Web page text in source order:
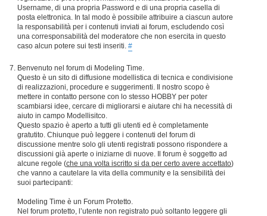
Username, di una propria Password e di una propria casella di
posta elettronica. In tal modo è possibile attribuire a ciascun autore
la responsabilità per i contenuti inviati ai forum, escludendo così
una corresponsabilità del moderatore che non esercita in questo
caso alcun potere sui testi inseriti. #
Benvenuto nel forum di Modeling Time.
Questo è un sito di diffusione modellistica di tecnica e condivisione
di realizzazioni, procedure e suggerimenti. Il nostro scopo è
mettere in contatto persone con lo stesso HOBBY per poter
scambiarsi idee, cercare di migliorarsi e aiutare chi ha necessità di
aiuto in campo Modellisitco.
Questo spazio è aperto a tutti gli utenti ed è completamente
gratutito. Chiunque può leggere i contenuti del forum di
discussione mentre solo gli utenti registrati possono rispondere a
discussioni già aperte o iniziarne di nuove. Il forum è soggetto ad
alcune regole (che una volta iscritto si da per certo avere accettato)
che vanno a cautelare la vita della community e la sensibilità dei
suoi partecipanti:
Modeling Time è un Forum Protetto.
Nel forum protetto, l’utente non registrato può soltanto leggere gli